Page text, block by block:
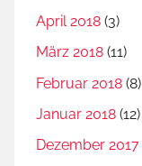
April 2018 (3)
März 2018 (11)
Februar 2018 (8)
Januar 2018 (12)
Dezember 2017